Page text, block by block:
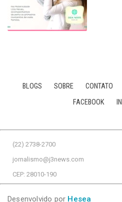
BLOGS SOBRE CONTATO
FACEBOOK
(22) 2738-2700
jornalismo@j3news.com
CEP: 28010-190
Desenvolvido por Hesea